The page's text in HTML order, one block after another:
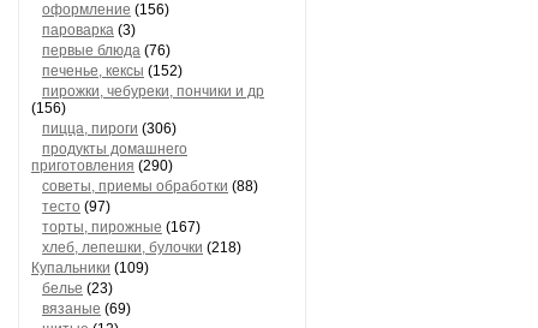
оформление (156)
пароварка (3)
первые блюда (76)
печенье, кексы (152)
пирожки, чебуреки, пончики и др
(156)
пицца, пироги (306)
продукты домашнего
приготовления (290)
советы, приемы обработки (88)
тесто (97)
торты, пирожные (167)
хлеб, лепешки, булочки (218)
Купальники (109)
белье (23)
вязаные (69)